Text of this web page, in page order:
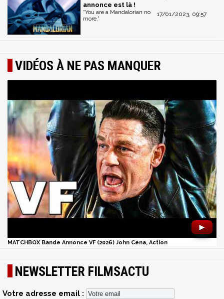
annonce est là !
17/01/2023, 09:57
“You are a Mandalorian no
more.”
VIDÉOS À NE PAS MANQUER
►
MATCHBOX Bande Annonce VF (2026) John Cena, Action
NEWSLETTER FILMSACTU
Votre adresse email :